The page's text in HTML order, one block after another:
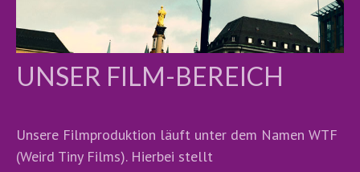
UNSER FILM-BEREICH
Unsere Filmproduktion läuft unter dem Namen WTF
(Weird Tiny Films). Hierbei stellt